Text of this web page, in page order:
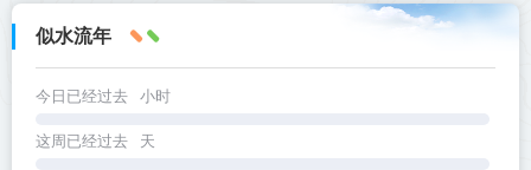
似水流年
今日已经过去 小时
这周已经过去 天